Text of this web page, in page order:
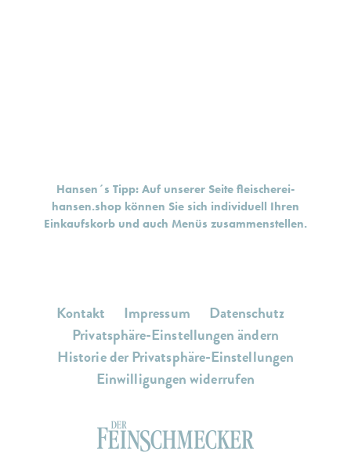
Hansen´s Tipp: Auf unserer Seite fleischerei-
hansen.shop können Sie sich individuell Ihren
Einkaufskorb und auch Menüs zusammenstellen.
Kontakt Impressum
Datenschutz
Privatsphäre-Einstellungen ändern
Historie der Privatsphäre-Einstellungen
Einwilligungen widerrufen